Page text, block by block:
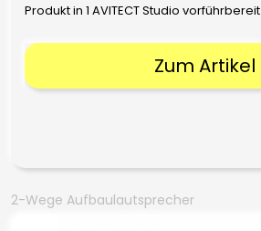
Produkt in 1 AVITECT Studio vorführbereit
Zum Artikel
2-Wege Aufbaulautsprecher